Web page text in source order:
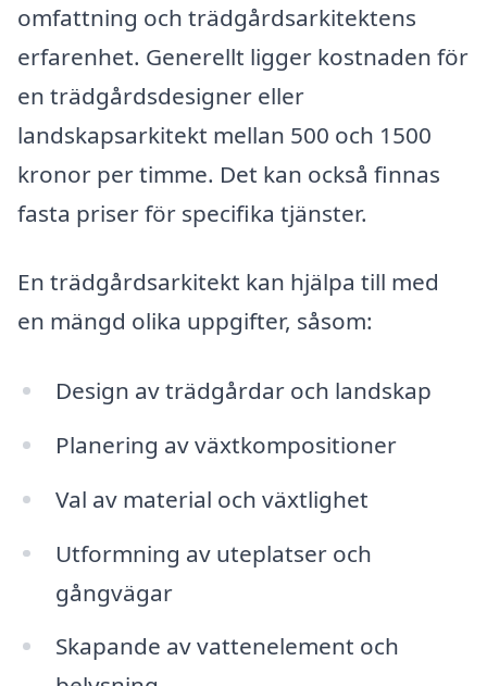
omfattning och trädgårdsarkitektens
erfarenhet. Generellt ligger kostnaden för
en trädgårdsdesigner eller
landskapsarkitekt mellan 500 och 1500
kronor per timme. Det kan också finnas
fasta priser för specifika tjänster.
En trädgårdsarkitekt kan hjälpa till med
en mängd olika uppgifter, såsom:
Design av trädgårdar och landskap
Planering av växtkompositioner
Val av material och växtlighet
Utformning av uteplatser och
gångvägar
Skapande av vattenelement och